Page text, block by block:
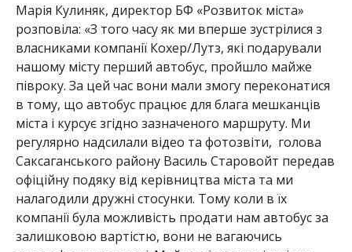
Марія Кулиняк, директор БФ «Розвиток міста»
розповіла: «З того часу як ми вперше зустрілися з
власниками компанії Кохер/Лутз, які подарували
нашому місту перший автобус, пройшло майже
півроку. За цей час вони мали змогу переконатися
в тому, що автобус працює для блага мешканців
міста і курсує згідно зазначеного маршруту. Ми
регулярно надсилали відео та фотозвіти, голова
Саксаганського району Василь Старовойт передав
офіційну подяку від керівництва міста та ми
налагодили дружні стосунки. Тому коли в їх
компанії була можливість продати нам автобус за
залишковою вартістю, вони не вагаючись